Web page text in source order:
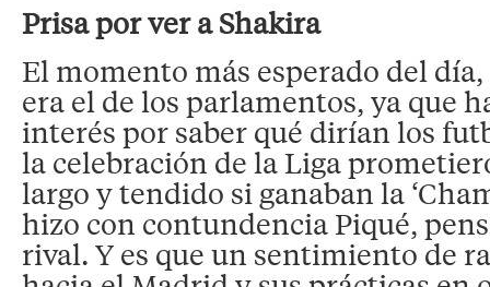
Prisa por ver a Shakira
El momento más esperado del
era el de los parlamentos, ya que
interés por saber qué dirían los
la celebración de la Liga
largo y tendido si ganaban la
hizo con contundencia Piqué,
rival. Y es que un sentimiento de